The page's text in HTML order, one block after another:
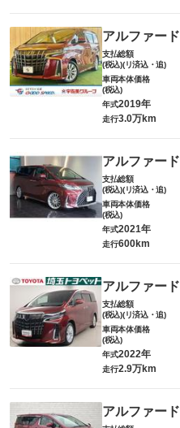
アルファード
支払総額
(税込)(リ済込・追)
車両本体価格
(税込)
年式2019年
走行3.0万km
アルファード
支払総額
(税込)(リ済込・追)
車両本体価格
(税込)
年式2021年
走行600km
アルファード
支払総額
(税込)(リ済込・追)
車両本体価格
(税込)
年式2022年
走行2.9万km
アルファード